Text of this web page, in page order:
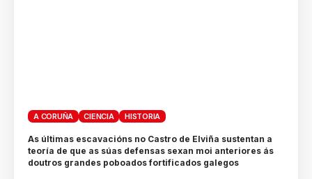
A CORUÑA CIENCIA HISTORIA
As últimas escavacións no Castro de Elviña sustentan a
teoría de que as súas defensas sexan moi anteriores ás
doutros grandes poboados fortificados galegos